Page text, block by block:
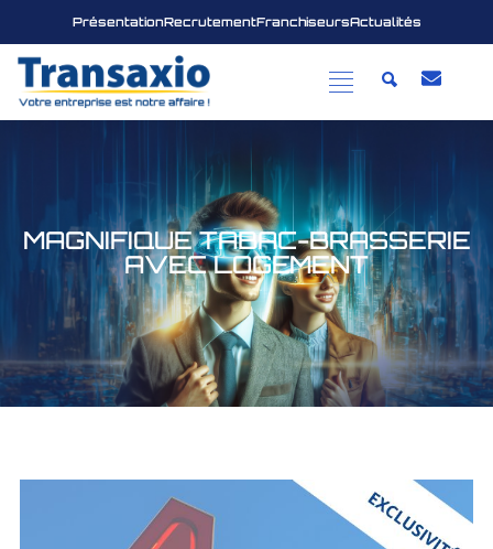
PrésentationRecrutementFranchiseursActualités
MAGNIFIQUE TABAC-BRASSERIE
AVEC LOGEMENT